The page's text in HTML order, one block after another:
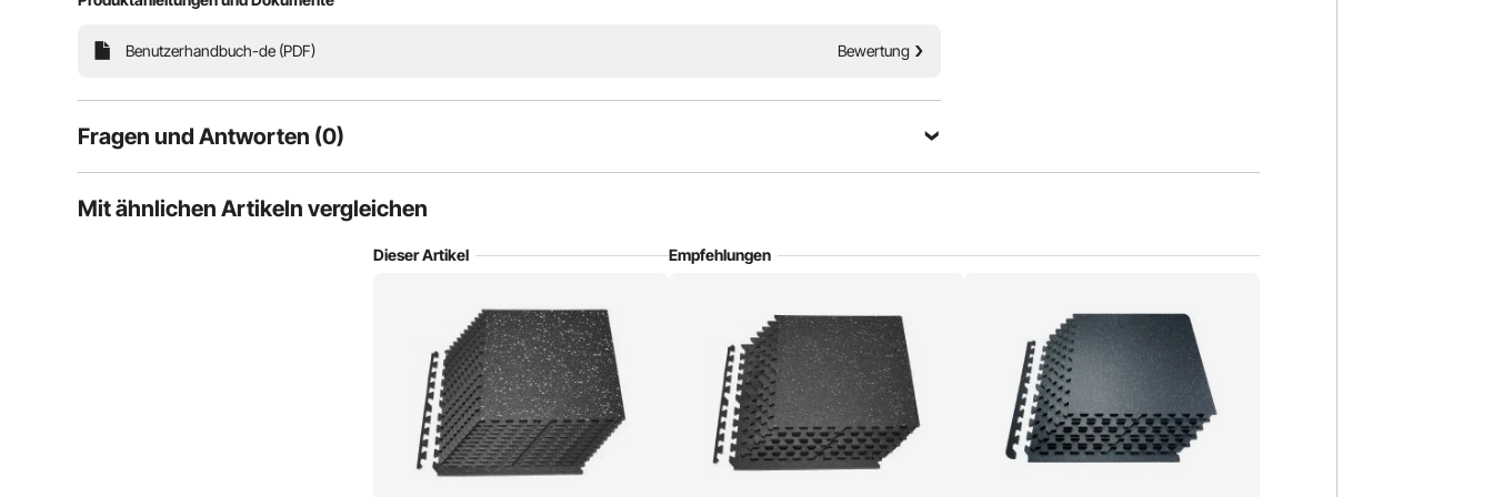
Stoßdämpfender Protektor
Benutzerhandbuch-de (PDF) Bewertung
Fragen und Antworten (0)
Ist das Produkt haltbar? ...
Mit ähnlichen Artikeln vergleichen
Dieser Artikel Empfehlungen